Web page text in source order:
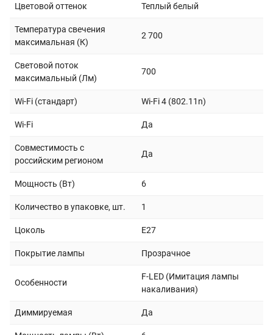
Цветовой оттенок Теплый белый
Температура свечения
максимальная (К)
2 700
Световой поток
максимальный (Лм)
700
Wi-Fi (стандарт) Wi-Fi 4 (802.11n)
Wi-Fi Да
Совместимость с
российским регионом
Да
Мощность (Вт) 6
Количество в упаковке, шт. 1
Цоколь E27
Покрытие лампы Прозрачное
Особенности
F-LED (Имитация лампы
накаливания)
Диммируемая Да